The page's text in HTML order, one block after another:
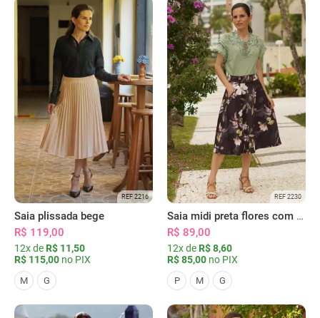
REF 2216
Saia plissada bege
R$ 119,00
12x de R$ 11,50
R$ 115,00 no PIX
M G
REF 2230
Saia midi preta flores com bolsos
R$ 89,00
12x de R$ 8,60
R$ 85,00 no PIX
P M G